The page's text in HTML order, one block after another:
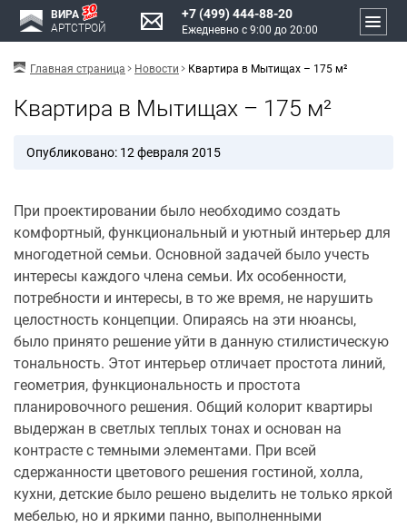
ВИРА
АРТСТРОЙ
+7 (499) 444-88-20
Ежедневно с 9:00 до 20:00
Главная страница Новости Квартира в Мытищах – 175 м²
Квартира в Мытищах – 175 м²
Опубликовано: 12 февраля 2015
При проектировании было необходимо создать
комфортный, функциональный и уютный интерьер для
многодетной семьи. Основной задачей было учесть
интересы каждого члена семьи. Их особенности,
потребности и интересы, в то же время, не нарушить
целостность концепции. Опираясь на эти нюансы,
было принято решение уйти в данную стилистическую
тональность. Этот интерьер отличает простота линий,
геометрия, функциональность и простота
планировочного решения. Общий колорит квартиры
выдержан в светлых теплых тонах и основан на
контрасте с темными элементами. При всей
сдержанности цветового решения гостиной, холла,
кухни, детские было решено выделить не только яркой
мебелью, но и яркими панно, выполненными